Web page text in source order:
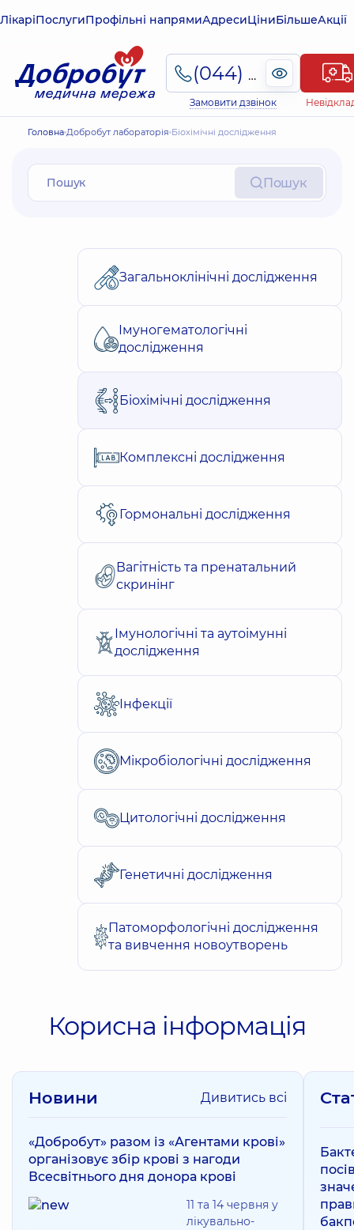
ЛікаріПослугиПрофільні напрямиАдресиЦіниБільшеАкції
(044) 495-2-888
Замовити дзвінок
Головна Добробут лабораторія Біохімічні дослідження
Пошук
Загальноклінічні дослідження
Імуногематологічні
дослідження
Біохімічні дослідження
Комплексні дослідження
Гормональні дослідження
Вагітність та пренатальний
скринінг
Імунологічні та аутоімунні
дослідження
Інфекції
Мікробіологічні дослідження
Цитологічні дослідження
Генетичні дослідження
Патоморфологічні дослідження
та вивчення новоутворень
Корисна інформація
Новини Дивитись всі
«Добробут» разом із «Агентами крові»
організовує збір крові з нагоди
Всесвітнього дня донора крові
11 та 14 червня у
лікувально-